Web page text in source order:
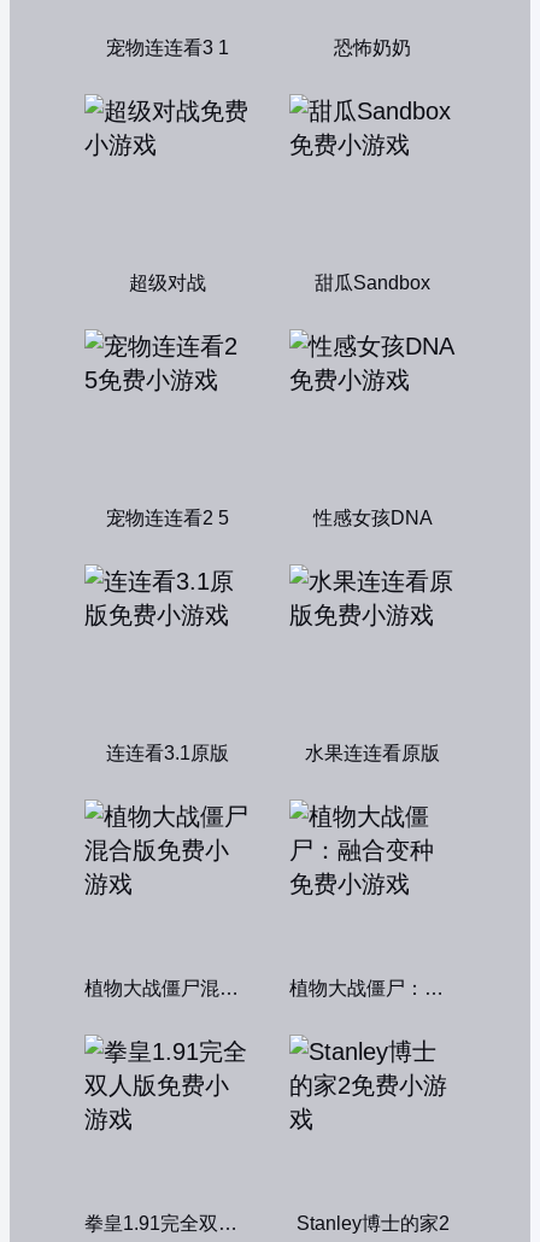
宠物连连看3 1 恐怖奶奶
超级对战 甜瓜Sandbox
宠物连连看2 5 性感女孩DNA
连连看3.1原版 水果连连看原版
植物大战僵尸混合版 植物大战僵尸：融合变种
拳皇1.91完全双人版 Stanley博士的家2